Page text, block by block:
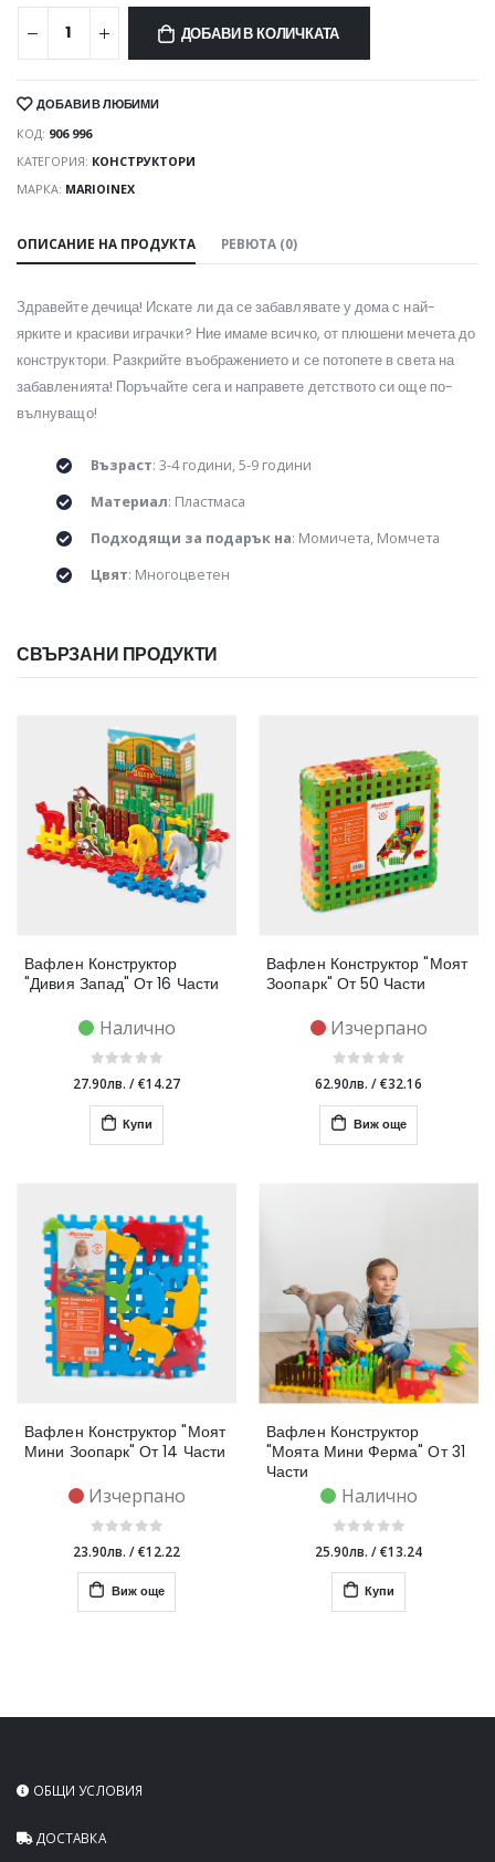
ДОБАВИ В КОЛИЧКАТА
ДОБАВИ В ЛЮБИМИ
КОД: 906 996
КАТЕГОРИЯ: КОНСТРУКТОРИ
МАРКА: MARIOINEX
ОПИСАНИЕ НА ПРОДУКТА РЕВЮТА (0)
Здравейте дечица! Искате ли да се забавлявате у дома с най-
ярките и красиви играчки? Ние имаме всичко, от плюшени мечета до
конструктори. Разкрийте въображението и се потопете в света на
забавленията! Поръчайте сега и направете детството си още по-
вълнуващо!
Възраст: 3-4 години, 5-9 години
Материал: Пластмаса
Подходящи за подарък на: Момичета, Момчета
Цвят: Многоцветен
СВЪРЗАНИ ПРОДУКТИ
Вафлен Конструктор
"Дивия Запад" От 16 Части
Налично
27.90лв. /€14.27
Купи
Вафлен Конструктор "Моят
Зоопарк" От 50 Части
Изчерпано
62.90лв. /€32.16
Виж още
Вафлен Конструктор "Моят
Мини Зоопарк" От 14 Части
Изчерпано
23.90лв. /€12.22
Виж още
Вафлен Конструктор
"Моята Мини Ферма" От 31
Части
Налично
25.90лв. /€13.24
Купи
ОБЩИ УСЛОВИЯ
ДОСТАВКА